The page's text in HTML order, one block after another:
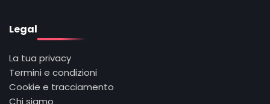
Legal
La tua privacy
Termini e condizioni
Cookie e tracciamento
Chi siamo